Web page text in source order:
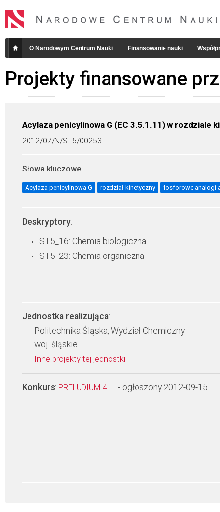
O Narodowym Centrum Nauki Finansowanie nauki
Projekty finansowane
Acylaza penicylinowa G (EC 3.5.1.11) w
2012/07/N/ST5/00253
Słowa kluczowe:
Acylaza penicylinowa G rozdział kinetyczny fosforowe analogi
Deskryptory:
ST5_16: Chemia biologiczna
ST5_23: Chemia organiczna
Jednostka realizująca:
Politechnika Śląska, Wydział Chemiczny
woj. śląskie
Inne projekty tej jednostki
Konkurs: PRELUDIUM 4 - ogłoszony 2012-09-15